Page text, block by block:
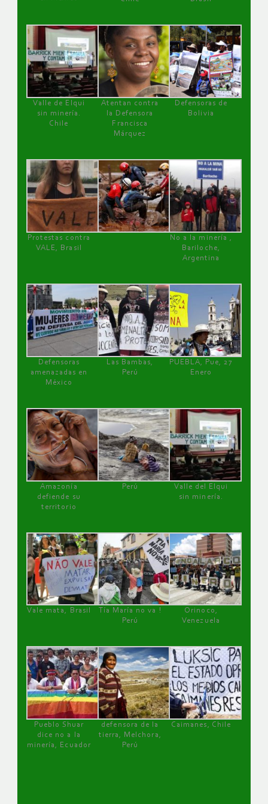
Valle de Elqui
sin minería.
Chile
Atentan contra
la Defensora
Francisca
Márquez
Defensoras de
Bolivia
Protestas contra
VALE, Brasil
No a la minería ,
Bariloche,
Argentina
Defensoras
amenazadas en
México
Las Bambas,
Perú
PUEBLA, Pue, 27
Enero
Amazonía
defiende su
territorio
Perú
Valle del Elqui
sin minería.
Vale mata, Brasil
Tía María no va !
Perú
Orinoco,
Venezuela
Pueblo Shuar
dice no a la
minería, Ecuador
defensora de la
tierra, Melchora,
Perú
Caimanes, Chile